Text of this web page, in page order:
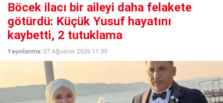
Böcek ilacı bir aileyi daha felakete
götürdü: Küçük Yusuf hayatını
kaybetti, 2 tutuklama
Yayınlanma: 07 Ağustos 2026 11:30